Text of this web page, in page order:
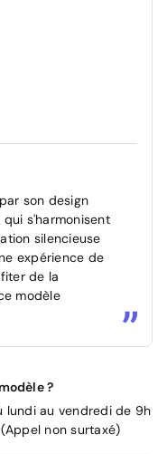
son design
s'harmonisent
silencieuse
expérience de
de la
modèle
?
lundi au vendredi de 9h
non surtaxé)